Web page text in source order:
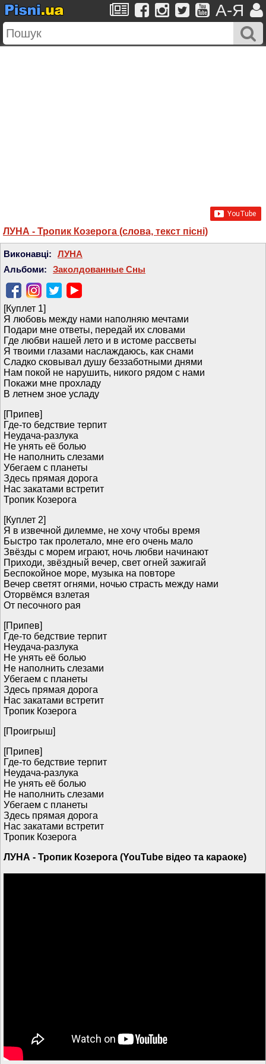
A-Я
ЛУНА - Тропик Козерога (слова, текст пісні)
Виконавці:
ЛУНА
Альбоми:
Заколдованные Сны
[Куплет 1]
Я любовь между нами наполняю мечтами
Подари мне ответы, передай их словами
Где любви нашей лето и в истоме рассветы
Я твоими глазами наслаждаюсь, как снами
Сладко сковывал душу беззаботными днями
Нам покой не нарушить, никого рядом с нами
Покажи мне прохладу
В летнем зное усладу
[Припев]
Где-то бедствие терпит
Неудача-разлука
Не унять её болью
Не наполнить слезами
Убегаем с планеты
Здесь прямая дорога
Нас закатами встретит
Тропик Козерога
[Куплет 2]
Я в извечной дилемме, не хочу чтобы время
Быстро так пролетало, мне его очень мало
Звёзды с морем играют, ночь любви начинают
Приходи, звёздный вечер, свет огней зажигай
Беспокойное море, музыка на повторе
Вечер светят огнями, ночью страсть между нами
Оторвёмся взлетая
От песочного рая
[Припев]
Где-то бедствие терпит
Неудача-разлука
Не унять её болью
Не наполнить слезами
Убегаем с планеты
Здесь прямая дорога
Нас закатами встретит
Тропик Козерога
[Проигрыш]
[Припев]
Где-то бедствие терпит
Неудача-разлука
Не унять её болью
Не наполнить слезами
Убегаем с планеты
Здесь прямая дорога
Нас закатами встретит
Тропик Козерога
ЛУНА - Тропик Козерога (YouTube відео та караоке)